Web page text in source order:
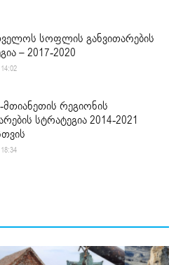
სოფლის განვითარების
– 2017-2020
მთიანეთის რეგიონის
სტრატეგია 2014-2021